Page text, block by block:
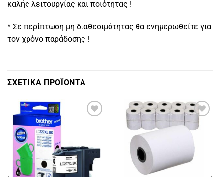
καλής λειτουργίας και ποιότητας !
* Σε περίπτωση μη διαθεσιμότητας θα ενημερωθείτε για
τον χρόνο παράδοσης !
ΣΧΕΤΙΚΑ ΠΡΟΪΟΝΤΑ
Πρόσθήκη
στην
επιθυμιών